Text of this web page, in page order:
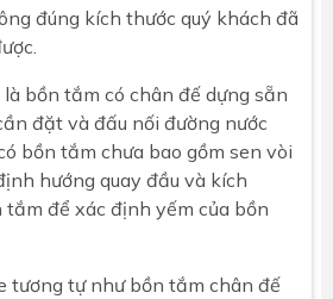
đúng kích thước quý khách đã
bồn tắm có chân đế dựng sẵn
đặt và đấu nối đường nước
bồn tắm chưa bao gồm sen vòi
hướng quay đầu và kích
để xác định yếm của bồn
tương tự như bồn tắm chân đế